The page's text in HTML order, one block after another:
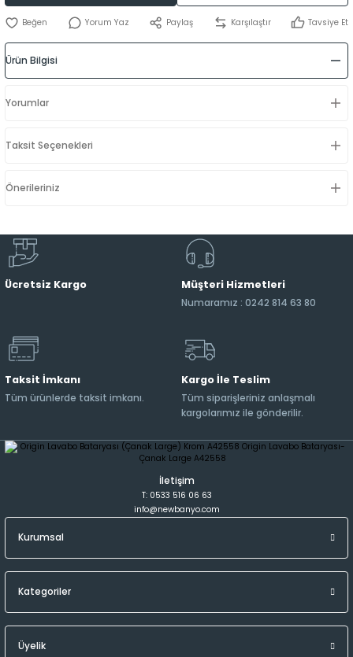
Yorum Yaz Paylaş Karşılaştır Tavsiye Et
Ürün Bilgisi
Yorumlar
Taksit Seçenekleri
Önerileriniz
Ücretsiz Kargo Müşteri Hizmetleri
Numaramız : 0242 814 63 80
Taksit İmkanı
Tüm ürünlerde taksit imkanı.
Kargo İle Teslim
Tüm siparişleriniz anlaşmalı
kargolarımız ile gönderilir.
İletişim
T: 0533 516 06 63
info@newbanyo.com
Kurumsal
Kategoriler
Üyelik